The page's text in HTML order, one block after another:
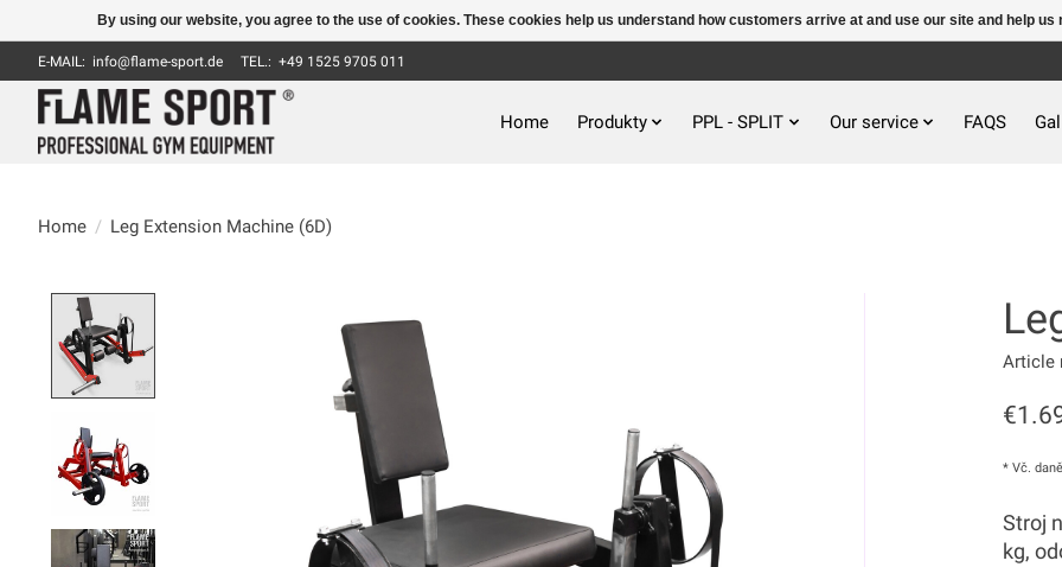
E-MAIL: info@flame-sport.de TEL.: +49 1525 9705 011
Home Produkty PPL - SPLIT Our service FAQS
Home / Leg Extension Machine (6D)
Article
* Vč.
Stroj
kg,
By using our website, you agree to the use of cookies. These cookies help us understand how customers arrive at and use our site and help